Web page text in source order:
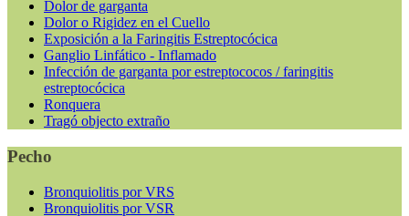
Dolor de garganta
Dolor o Rigidez en el Cuello
Exposición a la Faringitis Estreptocócica
Ganglio Linfático - Inflamado
Infección de garganta por estreptococos / faringitis
estreptocócica
Ronquera
Tragó objecto extraño
Pecho
Bronquiolitis por VRS
Bronquiolitis por VSR